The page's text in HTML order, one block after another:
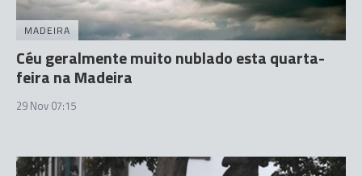
MADEIRA
Céu geralmente muito nublado esta quarta-
feira na Madeira
29 Nov 07:15